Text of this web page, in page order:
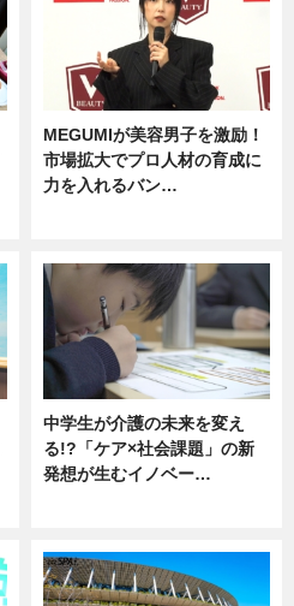
MEGUMIが美容男子を激励！
市場拡大でプロ人材の育成に
力を入れるバン…
中学生が介護の未来を変え
る!?「ケア×社会課題」の新
発想が生むイノベー…